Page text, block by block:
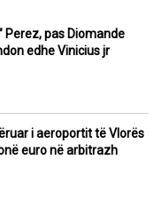
Perez, pas Diomande
edhe Vinicius jr
i aeroportit të Vlorës
euro në arbitrazh